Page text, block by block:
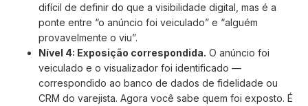
difícil de definir do que a visibilidade digital, mas é a
ponte entre “o anúncio foi veiculado” e “alguém
provavelmente o viu”.
Nível 4: Exposição correspondida. O anúncio foi
veiculado e o visualizador foi identificado —
correspondido ao banco de dados de fidelidade ou
CRM do varejista. Agora você sabe quem foi exposto. É